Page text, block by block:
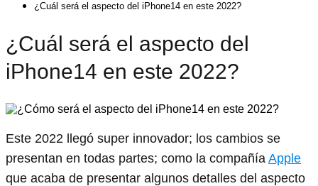
¿Cuál será el aspecto del iPhone14 en este 2022?
¿Cuál será el aspecto del
iPhone14 en este 2022?
Este 2022 llegó super innovador; los cambios se
presentan en todas partes; como la compañía Apple
que acaba de presentar algunos detalles del aspecto